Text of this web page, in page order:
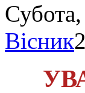
Вісник